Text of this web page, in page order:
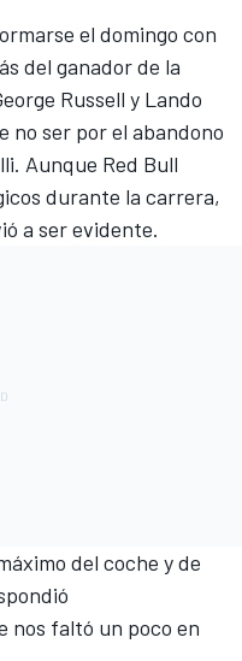
el domingo con
del ganador de la
Russell y Lando
no ser por el abandono
Aunque Red Bull
durante la carrera,
a ser evidente.
del coche y de
nos faltó un poco en